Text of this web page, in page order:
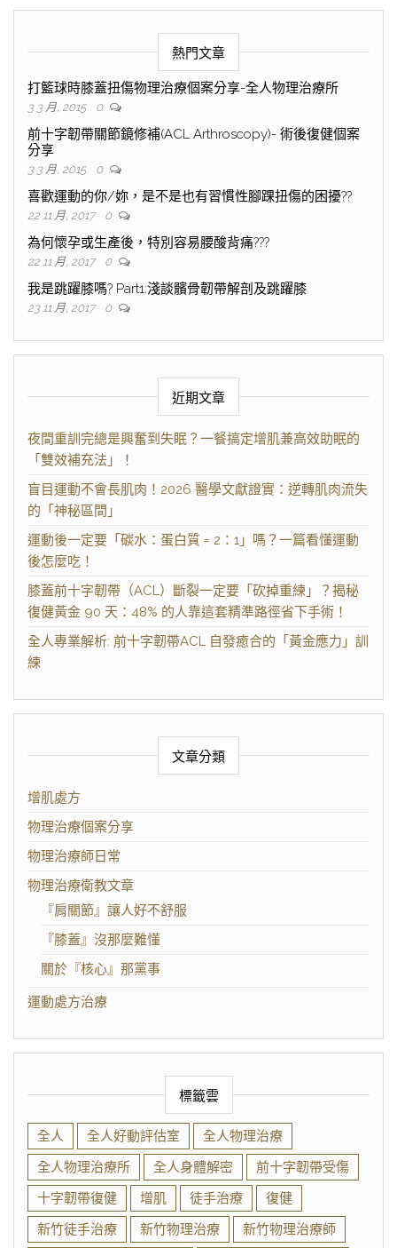
熱門文章
打籃球時膝蓋扭傷物理治療個案分享-全人物理治療所
3 3 月, 2015 0
前十字韌帶關節鏡修補(ACL Arthroscopy)- 術後復健個案
分享
3 3 月, 2015 0
喜歡運動的你/妳，是不是也有習慣性腳踝扭傷的困擾??
22 11 月, 2017 0
為何懷孕或生產後，特別容易腰酸背痛???
22 11 月, 2017 0
我是跳躍膝嗎? Part1:淺談髕骨韌帶解剖及跳躍膝
23 11 月, 2017 0
近期文章
夜間重訓完總是興奮到失眠？一餐搞定增肌兼高效助眠的
「雙效補充法」！
盲目運動不會長肌肉！2026 醫學文獻證實：逆轉肌肉流失
的「神秘區間」
運動後一定要「碳水：蛋白質 = 2：1」嗎？一篇看懂運動
後怎麼吃！
膝蓋前十字韌帶（ACL）斷裂一定要「砍掉重練」？揭秘
復健黃金 90 天：48% 的人靠這套精準路徑省下手術！
全人專業解析: 前十字韌帶ACL 自發癒合的「黃金應力」訓
練
文章分類
增肌處方
物理治療個案分享
物理治療師日常
物理治療衛教文章
『肩關節』讓人好不舒服
『膝蓋』沒那麼難懂
關於『核心』那黨事
運動處方治療
標籤雲
全人 全人好動評估室
全人物理治療
全人物理治療所
全人身體解密
前十字韌帶受傷
十字韌帶復健
增肌 徒手治療
復健
新竹徒手治療
新竹物理治療 新竹物理治療師